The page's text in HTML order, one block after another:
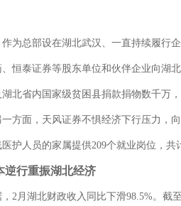
为总部设在湖北武汉、一直持续履行
恒泰证券等股东单位和伙伴企业向湖
北省内国家级贫困县捐款捐物数千万
方面，天风证券不惧经济下行压力，
护人员的家属提供209个就业岗位，共
逆行重振湖北经济
2月湖北财政收入同比下滑98.5%。截